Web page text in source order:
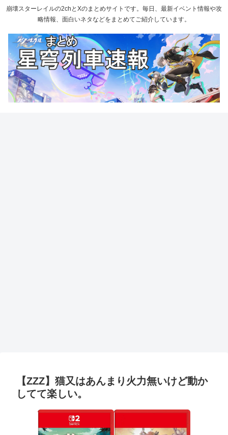
崩壊スターレイルの2chとXのまとめサイトです。毎日、最新イベント情報や攻
略情報、面白いネタなどをまとめてご紹介しています。
【ZZZ】猫又はあんまり火力無いけど動か
してて楽しい。